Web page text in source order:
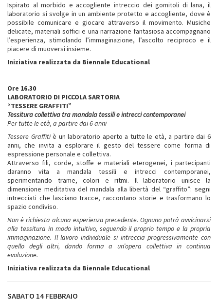
Ispirato al morbido e accogliente intreccio dei gomitoli di lana, il
laboratorio si svolge in un ambiente protetto e accogliente, dove è
possibile comunicare e giocare attraverso il movimento. Musiche
delicate, materiali soffici e una narrazione fantasiosa accompagnano
l’esperienza, stimolando l’immaginazione, l’ascolto reciproco e il
piacere di muoversi insieme.
Iniziativa realizzata da Biennale Educational
Ore 16.30
LABORATORIO DI PICCOLA SARTORIA
“TESSERE GRAFFITI”
Tessitura collettiva tra mandala tessili e intrecci contemporanei
Per tutte le età, a partire dai 6 anni
Tessere Graffitiè un laboratorio aperto a tutte le età, a partire dai 6
anni, che invita a esplorare il gesto del tessere come forma di
espressione personale e collettiva.
Attraverso fili, corde, stoffe e materiali eterogenei, i partecipanti
daranno vita a mandala tessili e intrecci contemporanei,
sperimentando trame, colori e ritmi. Il laboratorio unisce la
dimensione meditativa del mandala alla libertà del “graffito”: segni
intrecciati che lasciano tracce, raccontano storie e trasformano lo
spazio condiviso.
Non è richiesta alcuna esperienza precedente. Ognuno potrà avvicinarsi
alla tessitura in modo intuitivo, seguendo il proprio tempo e la propria
immaginazione. Il lavoro individuale si intreccia progressivamente con
quello degli altri, dando forma a un’opera collettiva in continua
evoluzione.
Iniziativa realizzata da Biennale Educational
SABATO 14 FEBBRAIO